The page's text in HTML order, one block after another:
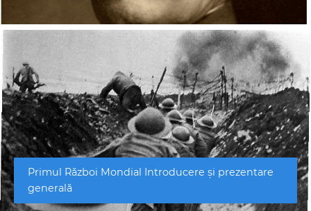
Primul Război Mondial Introducere și prezentare
generală